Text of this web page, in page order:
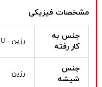
مشخصات فیزیکی
جنس به
کار رفته
رزین - PU یا مشابه - استیل
جنس
شیشه
رزین